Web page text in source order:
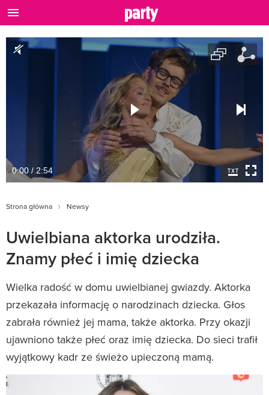
0:00 / 2:54
Strona główna Newsy
Uwielbiana aktorka urodziła.
Znamy płeć i imię dziecka
Wielka radość w domu uwielbianej gwiazdy. Aktorka
przekazała informację o narodzinach dziecka. Głos
zabrała również jej mama, także aktorka. Przy okazji
ujawniono także płeć oraz imię dziecka. Do sieci trafił
wyjątkowy kadr ze świeżo upieczoną mamą.